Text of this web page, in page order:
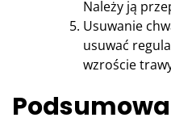
Należy ją
Usuwanie
usuwać
wzroście